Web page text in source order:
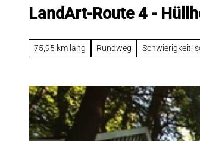
LandArt-Route 4 -
75,95 km lang Rundweg Schwierigkeit: